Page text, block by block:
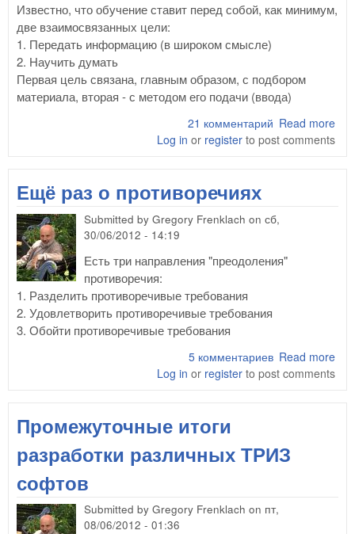
Известно, что обучение ставит перед собой, как минимум,
две взаимосвязанных цели:
1. Передать информацию (в широком смысле)
2. Научить думать
Первая цель связана, главным образом, с подбором
материала, вторая - с методом его подачи (ввода)
Read more
21 комментарий
Log in or register to post comments
Ещё раз о противоречиях
Submitted by Gregory Frenklach on сб,
30/06/2012 - 14:19
Есть три направления "преодоления"
противоречия:
1. Разделить противоречивые требования
2. Удовлетворить противоречивые требования
3. Обойти противоречивые требования
Read more
5 комментариев
Log in or register to post comments
Промежуточные итоги
разработки различных ТРИЗ
софтов
Submitted by Gregory Frenklach on пт,
08/06/2012 - 01:36